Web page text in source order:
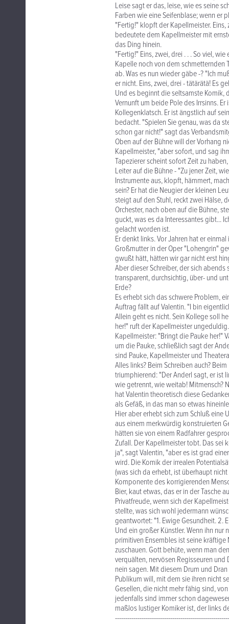
Leise sagt er das, leise, wie es seine
Farben wie eine Seifenblase; wenn er
"Fertig!" klopft der Kapellmeister.
bedeutete dem Kapellmeister mit
das Ding hinein.
"Fertig!" Eins, zwei, drei . . . So viel,
Kapelle noch von dem schmetternden
ab. Was es nun wieder gäbe -? "Ich
er nicht. Eins, zwei, drei - tätärätä! Es
Und es beginnt die seltsamste Komik,
Vernunft um beide Pole des Irrsinns.
Kollegenklatsch. Er ist ängstlich auf
bedacht. "Spielen Sie genau, was da
schon gar nicht!" sagt das
Oben auf der Bühne will der Vorhang
Kapellmeister, "aber sofort, und sag
Tapezierer scheint sofort Zeit zu
Leiter auf die Bühne - "Zu jener Zeit,
Instrumente aus, klopft, hämmert,
sein? Er hat die Neugier der kleinen
steigt auf den Stuhl, reckt zwei Hälse,
Orchester, nach oben auf die Bühne,
guckt, was es da Interessantes gibt...
gelacht worden ist.
Er denkt links. Vor Jahren hat er
Großmutter in der Oper "Lohengrin"
gwußt hätt, hätten wir gar nicht erst
Aber dieser Schreiber, der sich
transparent, durchsichtig, über- und
Erde?
Es erhebt sich das schwere Problem,
Auftrag fällt auf Valentin. "I bin
Allein geht es nicht. Sein Kollege soll
her!" ruft der Kapellmeister
Kapellmeister: "Bringt die Pauke her!"
um die Pauke, schließlich sagt der
sind Pauke, Kapellmeister und
Alles links? Beim Schreiben auch?
triumphierend: "Der Anderl sagt, er ist
wie getrennt, wie weitab! Mitmensch?
hat Valentin theoretisch diese
als Gefäß, in das man so etwas
Hier aber erhebt sich zum Schluß eine
aus einem merkwürdig konstruierten
hätten sie von einem Radfahrer
Zufall. Der Kapellmeister tobt. Das sei
ja", sagt Valentin, "aber es ist grad
wird. Die Komik der irrealen
(was sich da erhebt, ist überhaupt
Komponente des korrigierenden
Bier, kaut etwas, das er in der Tasche
Privatfreude, wenn sich der
stellte, was sich wohl jedermann
geantwortet: "1. Ewige Gesundheit. 2.
Und ein großer Künstler. Wenn ihn
primitiven Ensembles ist seine
zuschauen. Gott behüte, wenn man
verquälten, nervösen Regisseuren
nein sagen. Mit diesem Drum und
Publikum will, mit dem sie ihren nicht
Gesellen, die nicht mehr fähig sind,
jedenfalls sind immer schon
maßlos lustiger Komiker ist, der links